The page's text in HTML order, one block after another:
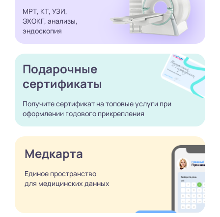
МРТ, КТ, УЗИ,
ЭХОКГ, анализы,
эндоскопия
Подарочные
сертификаты
Получите сертификат на топовые услуги при
оформлении годового прикрепления
Медкарта
Единое пространство
для медицинских данных